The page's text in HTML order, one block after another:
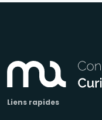
Liens rapides